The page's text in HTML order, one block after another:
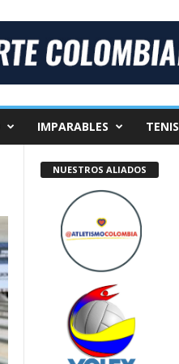
IMPARABLES TENIS
NUESTROS ALIADOS